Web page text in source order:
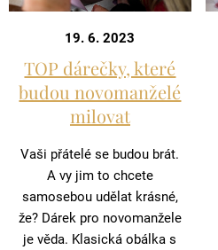
19. 6. 2023
TOP dárečky, které
budou novomanželé
milovat
Vaši přátelé se budou brát.
A vy jim to chcete
samosebou udělat krásné,
že? Dárek pro novomanžele
je věda. Klasická obálka s